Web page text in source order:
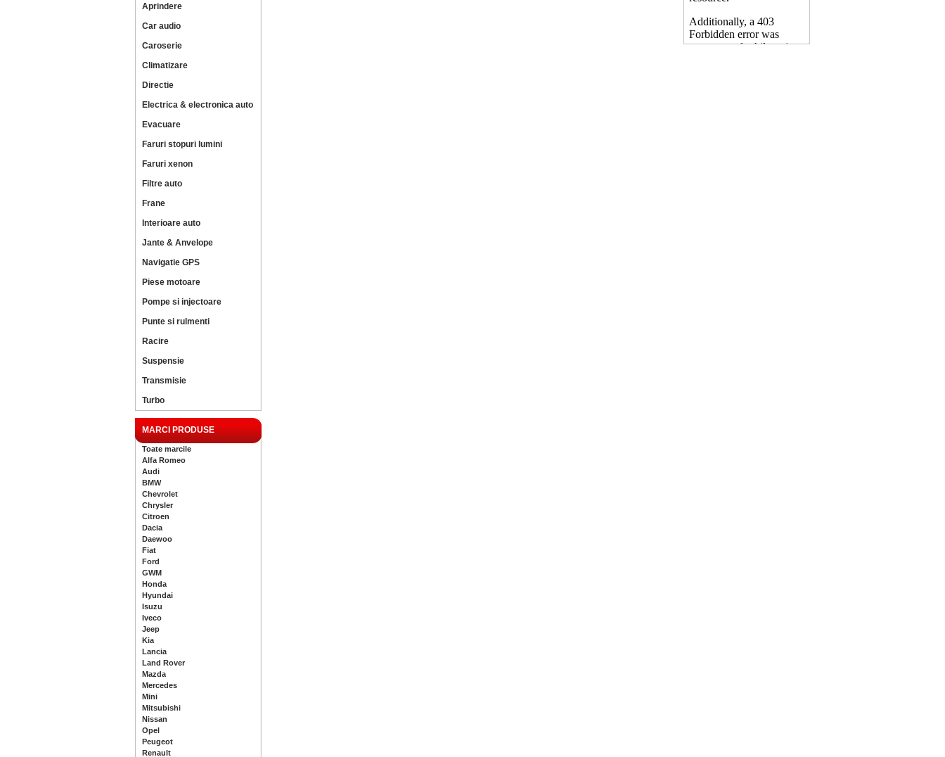
Aprindere
Car audio
Caroserie
Climatizare
Directie
Electrica & electronica auto
Evacuare
Faruri stopuri lumini
Faruri xenon
Filtre auto
Frane
Interioare auto
Jante & Anvelope
Navigatie GPS
Piese motoare
Pompe si injectoare
Punte si rulmenti
Racire
Suspensie
Transmisie
Turbo
MARCI PRODUSE
Toate marcile
Alfa Romeo
Audi
BMW
Chevrolet
Chrysler
Citroen
Dacia
Daewoo
Fiat
Ford
GWM
Honda
Hyundai
Isuzu
Iveco
Jeep
Kia
Lancia
Land Rover
Mazda
Mercedes
Mini
Mitsubishi
Nissan
Opel
Peugeot
Renault